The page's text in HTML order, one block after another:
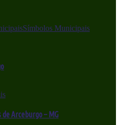
Símbolos Municipais
Arceburgo – MG